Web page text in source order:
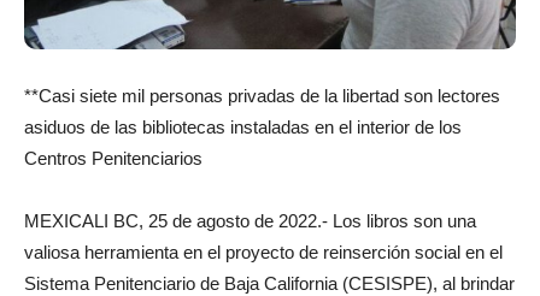
**Casi siete mil personas privadas de la libertad son lectores
asiduos de las bibliotecas instaladas en el interior de los
Centros Penitenciarios
MEXICALI BC, 25 de agosto de 2022.- Los libros son una
valiosa herramienta en el proyecto de reinserción social en el
Sistema Penitenciario de Baja California (CESISPE), al brindar